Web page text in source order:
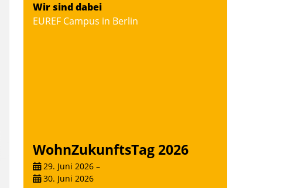
Vernetzungsideen fürs Quartier.
Dazwischen zeigte Datatrain, was es
Wir sind dabei
EUREF Campus in Berlin
WohnZukunftsTag 2026
29. Juni 2026 –
30. Juni 2026